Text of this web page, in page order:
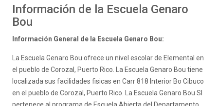
Información de la Escuela Genaro
Bou
Información General de la Escuela Genaro Bou:
La Escuela Genaro Bou ofrece un nivel escolar de Elemental en
el pueblo de Corozal, Puerto Rico. La Escuela Genaro Bou tiene
localizada sus facilidades fisicas en Carr 818 Interior Bo Cibuco
en el pueblo de Corozal, Puerto Rico. La Escuela Genaro Bou SI